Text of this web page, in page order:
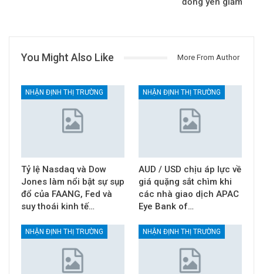
You Might Also Like More From Author
NHẬN ĐỊNH THỊ TRƯỜNG
Tỷ lệ Nasdaq và Dow
Jones làm nổi bật sự sụp
đổ của FAANG, Fed và
suy thoái kinh tế…
NHẬN ĐỊNH THỊ TRƯỜNG
AUD / USD chịu áp lực về
giá quặng sắt chìm khi
các nhà giao dịch APAC
Eye Bank of…
NHẬN ĐỊNH THỊ TRƯỜNG NHẬN ĐỊNH THỊ TRƯỜNG